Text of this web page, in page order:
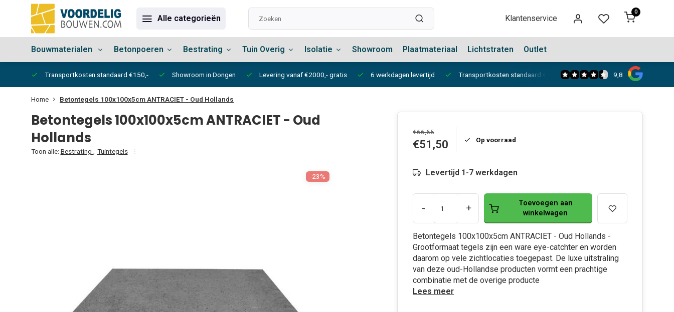
Alle categorieën Klantenservice
0
Bouwmaterialen Betonpoeren Bestrating Tuin Overig Isolatie Showroom Plaatmateriaal Lichtstraten Outlet
Transportkosten standaard €150,- Showroom in Dongen Levering vanaf €2000,- gratis 6 werkdagen levertijd Transportkosten standaard €150,- Showroom in Dongen
9,8
Home Betontegels 100x100x5cm ANTRACIET - Oud Hollands
Betontegels 100x100x5cm ANTRACIET - Oud
Hollands
Toon alle: Bestrating Tuintegels
-23%
€66,65
€51,50 Op voorraad
Levertijd 1-7 werkdagen
- +
Toevoegen aan
winkelwagen
Betontegels 100x100x5cm ANTRACIET - Oud Hollands -
Grootformaat tegels zijn een ware eye-catchter en worden
daarom op vele zichtlocaties toegepast. De luxe uitstraling
van deze oud-Hollandse producten vormt een prachtige
combinatie met de overige producte
Lees meer